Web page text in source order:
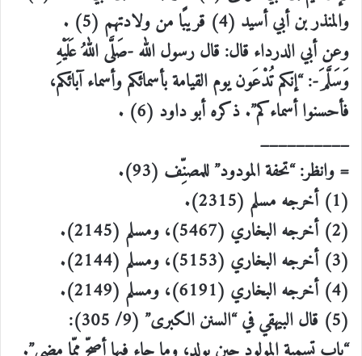
والمنذر بن أبي أسيد (4) قريبًا من ولادتهم (5) .
وعن أبي الدرداء قال: قال رسول الله -صَلَّى اللهُ عَلَيْهِ
وَسَلَّمَ-: “إنكم تُدْعَون يوم القيامة بأسمائكم وأسماء آبائكم،
فأحسنوا أسماءكم”. ذكره أبو داود (6) .
__________
= وانظر: “تحفة المودود” للمصنِّف (93).
(1) أخرجه مسلم (2315).
(2) أخرجه البخاري (5467)، ومسلم (2145).
(3) أخرجه البخاري (5153)، ومسلم (2144).
(4) أخرجه البخاري (6191)، ومسلم (2149).
(5) قال البيهقي في “السنن الكبرى” (9/ 305):